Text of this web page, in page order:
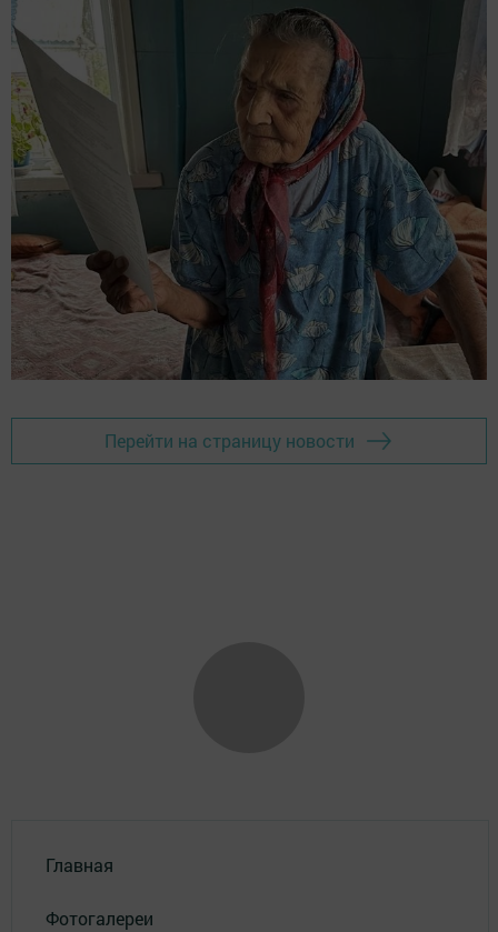
Перейти на страницу новости
Главная
Фотогалереи